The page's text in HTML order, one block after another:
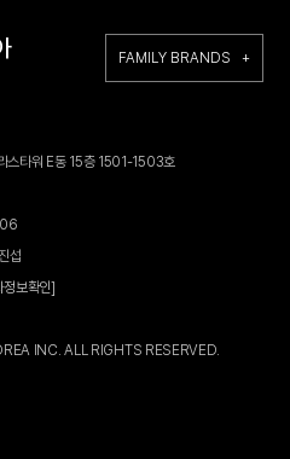
FAMILY BRANDS +
스타워 E동 15층 1501-1503호
섭
정보확인]
INC. ALL RIGHTS RESERVED.